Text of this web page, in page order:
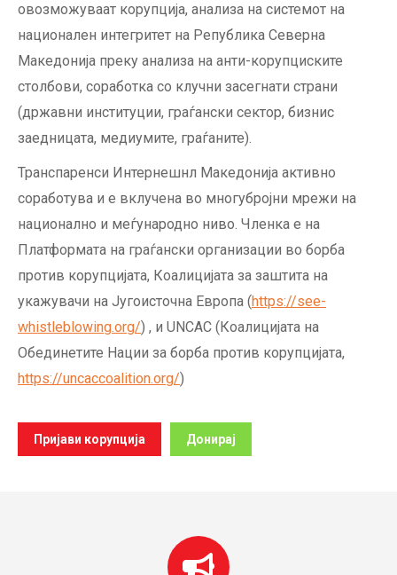
овозможуваат корупција, анализа на системот на
национален интегритет на Република Северна
Македонија преку анализа на анти-корупциските
столбови, соработка со клучни засегнати страни
(државни институции, граѓански сектор, бизнис
заедницата, медиумите, граѓаните).
Транспаренси Интернешнл Македонија активно
соработува и е вклучена во многубројни мрежи на
национално и меѓународно ниво. Членка е на
Платформата на граѓански организации во борба
против корупцијата, Коалицијата за заштита на
укажувачи на Југоисточна Европа (https://see-
whistleblowing.org/) , и UNCAC (Коалицијата на
Обединетите Нации за борба против корупцијата,
https://uncaccoalition.org/)
Пријави корупција Донирај